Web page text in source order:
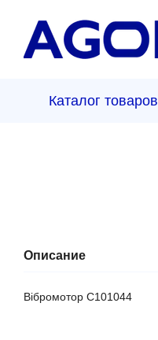
Каталог товаров
Описание
Вібромотор C101044